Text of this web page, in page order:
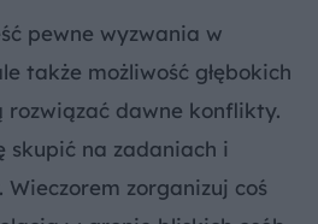
pewne wyzwania w
także możliwość głębokich
rozwiązać dawne konflikty.
skupić na zadaniach i
Wieczorem zorganizuj coś